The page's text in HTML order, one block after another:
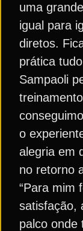
uma
igual para
diretos.
prática
Sampaoli
o
alegria em
no retorno
“Para mim
satisfação,
palco onde